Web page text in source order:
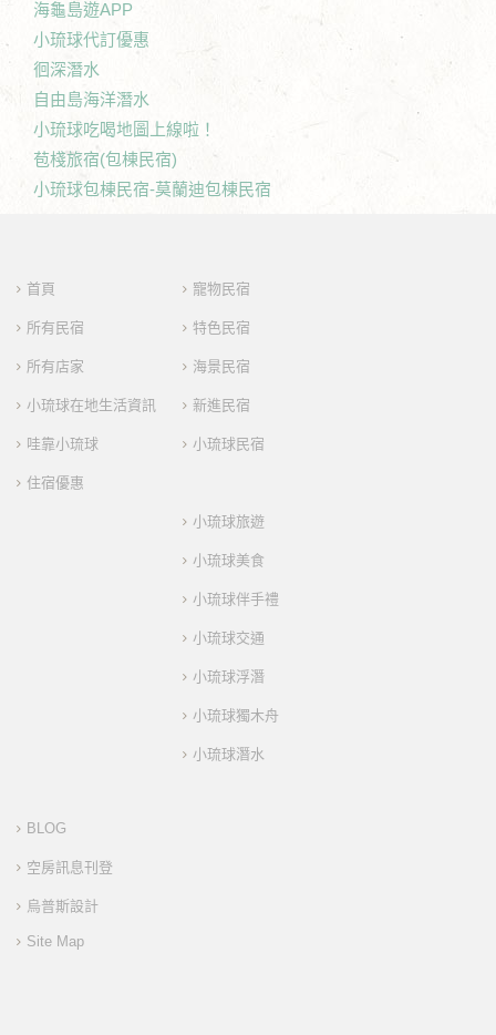
海龜島遊APP
小琉球代訂優惠
徊深潛水
自由島海洋潛水
小琉球吃喝地圖上線啦！
苞棧旅宿(包棟民宿)
小琉球包棟民宿-莫蘭迪包棟民宿
首頁
所有民宿
所有店家
小琉球在地生活資訊
哇靠小琉球
住宿優惠
寵物民宿
特色民宿
海景民宿
新進民宿
小琉球民宿
小琉球旅遊
小琉球美食
小琉球伴手禮
小琉球交通
小琉球浮潛
小琉球獨木舟
小琉球潛水
BLOG
空房訊息刊登
烏普斯設計
Site Map